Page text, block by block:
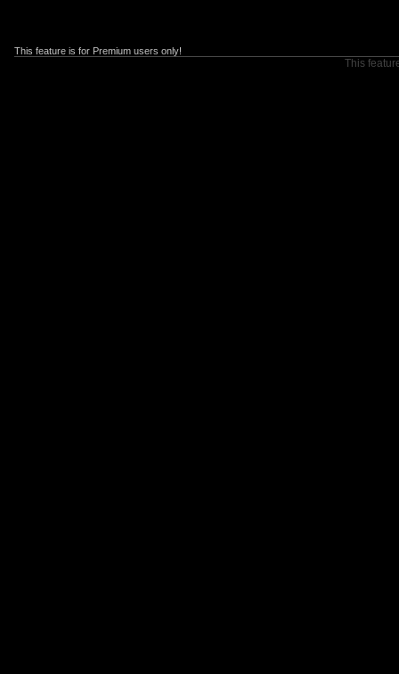
This feature is for Premium users only!
This